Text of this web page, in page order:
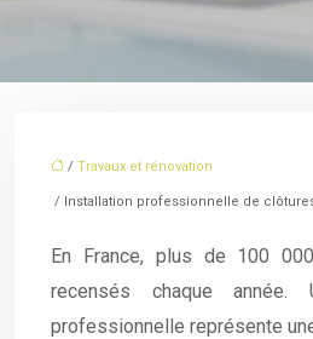
/ Travaux et rénovation
/ Installation professionnelle de
En France, plus de 100
recensés chaque année.
professionnelle représente